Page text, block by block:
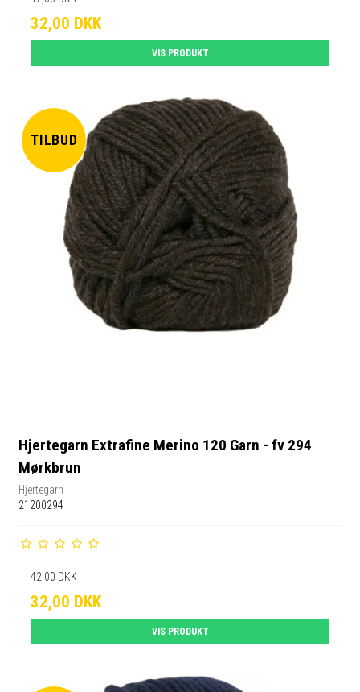
32,00 DKK
VIS PRODUKT
TILBUD
Hjertegarn Extrafine Merino 120 Garn - fv 294
Mørkbrun
Hjertegarn
21200294
42,00 DKK
32,00 DKK
VIS PRODUKT